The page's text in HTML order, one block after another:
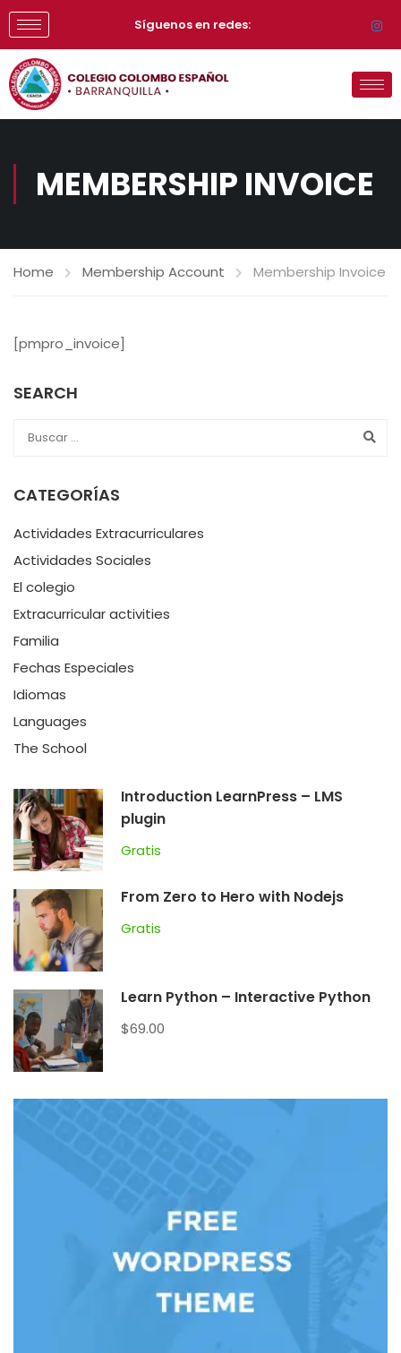
Síguenos en redes:
MEMBERSHIP INVOICE
Home Membership Account Membership Invoice
[pmpro_invoice]
SEARCH
CATEGORÍAS
Actividades Extracurriculares
Actividades Sociales
El colegio
Extracurricular activities
Familia
Fechas Especiales
Idiomas
Languages
The School
Introduction LearnPress – LMS
plugin
Gratis
From Zero to Hero with Nodejs
Gratis
Learn Python – Interactive Python
$69.00